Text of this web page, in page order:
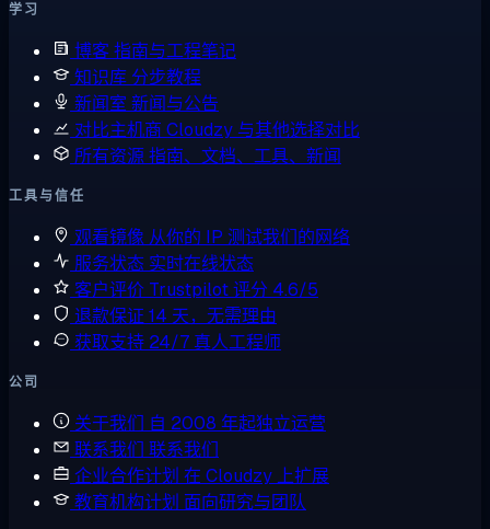
学习
博客指南与工程笔记
知识库 分步教程
新闻室 新闻与公告
对比主机商 Cloudzy 与其他选择对比
所有资源指南、文档、工具、新闻
工具与信任
观看镜像 从你的 IP 测试我们的网络
服务状态 实时在线状态
客户评价 Trustpilot 评分 4.6/5
退款保证 14 天，无需理由
获取支持 24/7 真人工程师
公司
关于我们 自 2008 年起独立运营
联系我们 联系我们
企业合作计划 在 Cloudzy 上扩展
教育机构计划 面向研究与团队